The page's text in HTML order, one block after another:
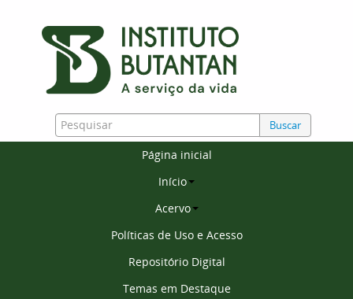
Buscar
Página inicial
Início
Acervo
Políticas de Uso e Acesso
Repositório Digital
Temas em Destaque